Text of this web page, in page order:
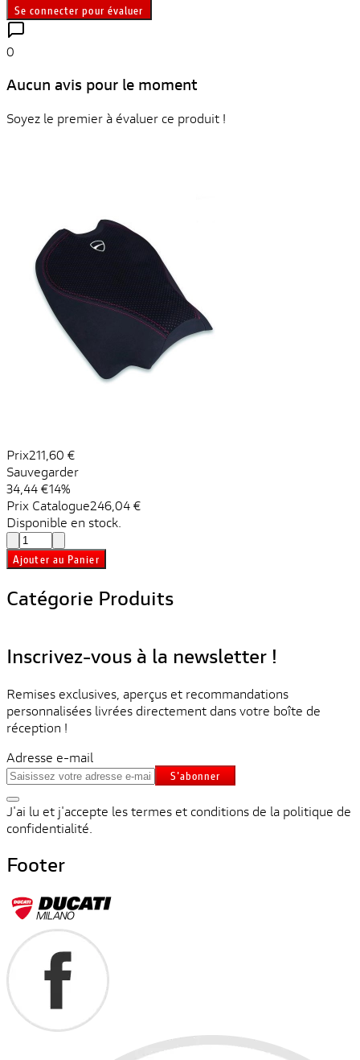
Se connecter pour évaluer
0
Aucun avis pour le moment
Soyez le premier à évaluer ce produit !
Prix211,60 €
Sauvegarder
34,44 €14%
Prix ​​Catalogue246,04 €
Disponible en stock.
Ajouter au Panier
Catégorie Produits
Inscrivez-vous à la newsletter !
Remises exclusives, aperçus et recommandations
personnalisées livrées directement dans votre boîte de
réception !
Adresse e-mail
S'abonner
J'ai lu et j'accepte les termes et conditions de la politique de
confidentialité.
Footer